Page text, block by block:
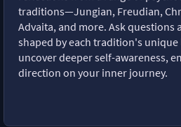
traditions—Jungian, Freudian,
Advaita, and more. Ask questions
shaped by each tradition's unique
uncover deeper self-awareness,
direction on your inner journey.